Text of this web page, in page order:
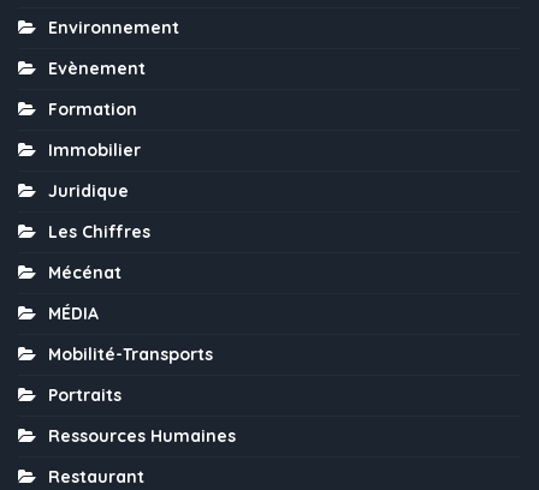
Environnement
Evènement
Formation
Immobilier
Juridique
Les Chiffres
Mécénat
MÉDIA
Mobilité-Transports
Portraits
Ressources Humaines
Restaurant